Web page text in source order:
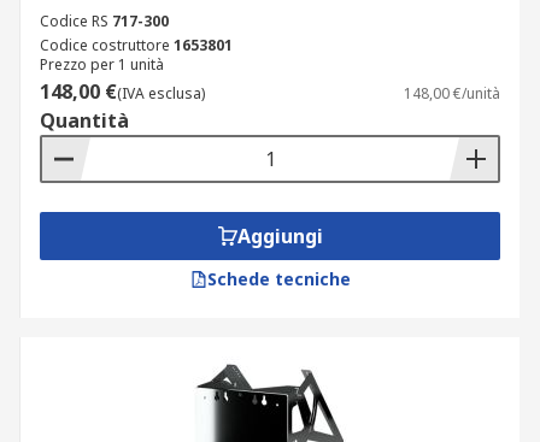
Codice RS 717-300
Codice costruttore 1653801
Prezzo per 1 unità
148,00 €(IVA esclusa) 148,00 €/unità
Quantità
Aggiungi
Schede tecniche